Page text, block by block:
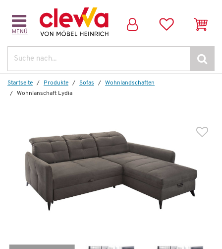
MENÜ
Startseite Produkte Sofas
Wohnlandschaften
Wohnlanschaft Lydia